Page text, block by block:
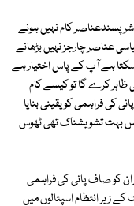
شرپسندعناصر کام نہیں ہونے
کم ہیں، سیاسی عناصر چارجز نہیں بڑھانے
ہے آپ کے پاس اختیار ہے
ظاہر کرے گا تو کیسے کام
کی فراہمی کو یقینی بنایا
بہت تشویشناک تھی ٹھوس
کو صاف پانی کی فراہمی
زیر انتظام اسپتالوں میں